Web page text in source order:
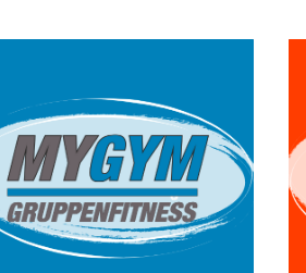
Kleingruppentraining
bis max. 8 Personen
–
ab 9,90 €/ Woche